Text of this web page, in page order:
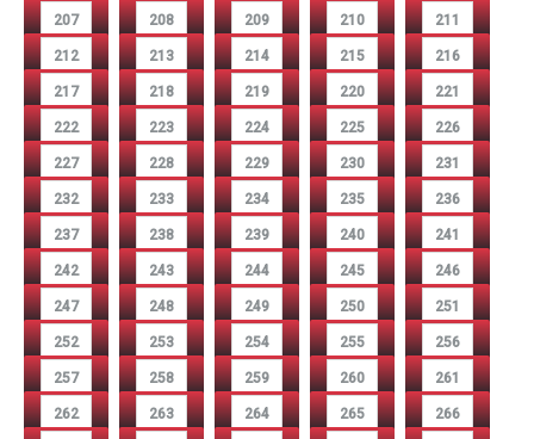
207 208 209 210 211
212 213 214 215 216
217 218 219 220 221
222 223 224 225 226
227 228 229 230 231
232 233 234 235 236
237 238 239 240 241
242 243 244 245 246
247 248 249 250 251
252 253 254 255 256
257 258 259 260 261
262 263 264 265 266